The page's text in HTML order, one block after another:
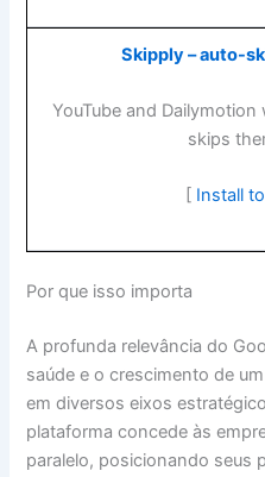
Skipply – auto-
YouTube and
skips
[ Install
Por que isso importa
A profunda relevância do
saúde e o crescimento de
em diversos eixos
plataforma concede às
paralelo, posicionando seus